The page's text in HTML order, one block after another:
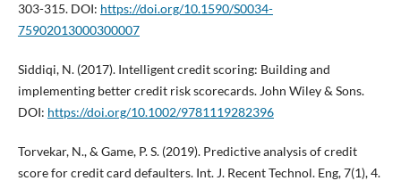
303-315. DOI: https://doi.org/10.1590/S0034-
75902013000300007
Siddiqi, N. (2017). Intelligent credit scoring: Building and
implementing better credit risk scorecards. John Wiley & Sons.
DOI: https://doi.org/10.1002/9781119282396
Torvekar, N., & Game, P. S. (2019). Predictive analysis of credit
score for credit card defaulters. Int. J. Recent Technol. Eng, 7(1), 4.